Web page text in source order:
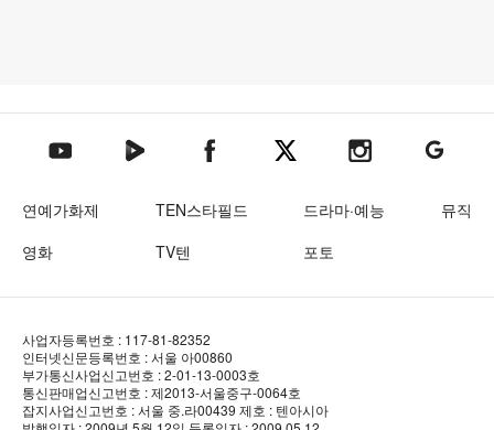
텐아시아 유튜브텐아시아 네이버TV텐아시아 페이스북텐아시아 엑스텐아시아 인스타그램
텐아시아
연예가화제 TEN스타필드 드라마·예능
뮤직
영화
TV텐 포토
사업자등록번호 : 117-81-82352
인터넷신문등록번호 : 서울 아00860
부가통신사업신고번호 : 2-01-13-0003호
통신판매업신고번호 : 제2013-서울중구-0064호
잡지사업신고번호 : 서울 중.라00439 제호 : 텐아시아